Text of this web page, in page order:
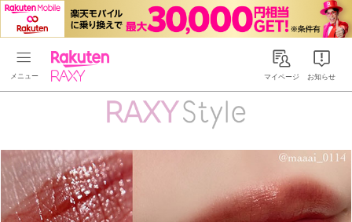
Rakuten RAXYマイページ お知らせ